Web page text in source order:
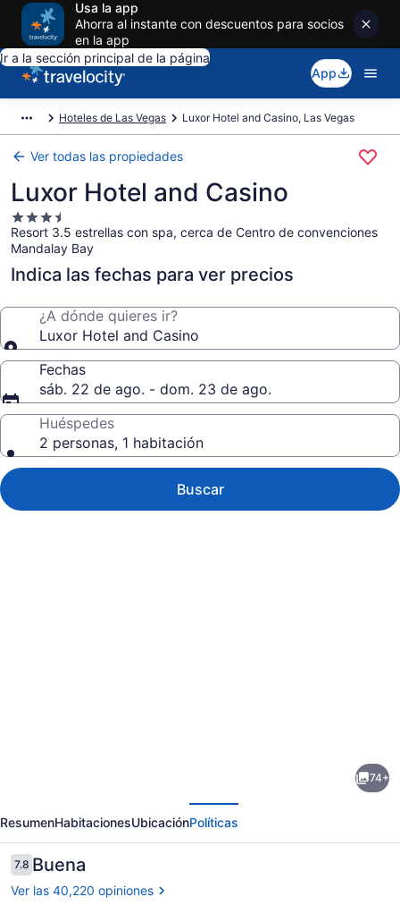
Usa la app
Ahorra al instante con descuentos para socios
en la app
Ir a la sección principal de la página
App
Hoteles de Las Vegas Luxor Hotel and Casino, Las Vegas
Ver todas las propiedades
Luxor Hotel and Casino
Propiedad
de
3.5
estrellas
Resort 3.5 estrellas con spa, cerca de Centro de convenciones
Mandalay Bay
Indica las fechas para ver precios
¿A dónde quieres ir?
Luxor Hotel and Casino
Fechas
sáb. 22 de ago. - dom. 23 de ago.
Huéspedes
2 personas, 1 habitación
Buscar
Hotel
and
Casino
74+
ResumenHabitacionesUbicaciónPolíticas
Opiniones
7.87.8 de 10,
Buena
Ver las 40,220 opiniones